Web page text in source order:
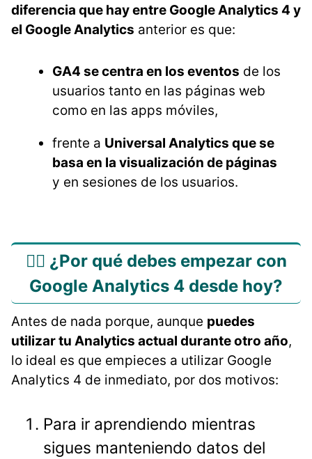
diferencia que hay entre Google Analytics 4 y
el Google Analytics anterior es que:
GA4 se centra en los eventos de los
usuarios tanto en las páginas web
como en las apps móviles,
frente a Universal Analytics que se
basa en la visualización de páginas
y en sesiones de los usuarios.
🤷‍♀️ ¿Por qué debes empezar con
Google Analytics 4 desde hoy?
Antes de nada porque, aunque puedes
utilizar tu Analytics actual durante otro año,
lo ideal es que empieces a utilizar Google
Analytics 4 de inmediato, por dos motivos:
Para ir aprendiendo mientras
sigues manteniendo datos del